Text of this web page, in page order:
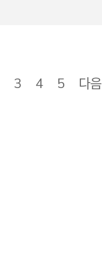
3 4 5 다음